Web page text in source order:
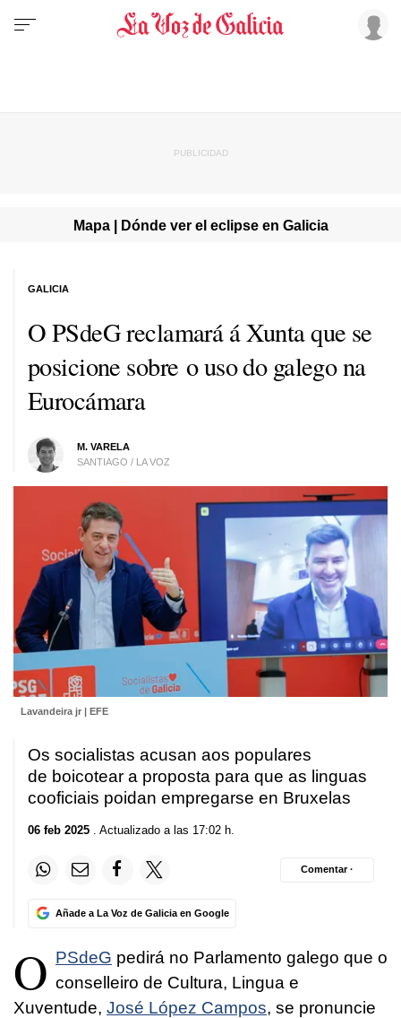
Mapa | Dónde ver el eclipse en Galicia
O PSdeG reclamará á Xunta que se
posicione sobre o uso do galego na
Eurocámara
M. VARELA
SANTIAGO / LA VOZ
GALICIA
Lavandeira jr | EFE
Os socialistas acusan aos populares
de boicotear a proposta para que as linguas
cooficiais poidan empregarse en Bruxelas
06 feb 2025 . Actualizado a las 17:02 h.
Añade a La Voz de Galicia en Google
Comentar ·
O PSdeG pedirá no Parlamento galego que o
conselleiro de Cultura, Lingua e
Xuventude, José López Campos, se pronuncie